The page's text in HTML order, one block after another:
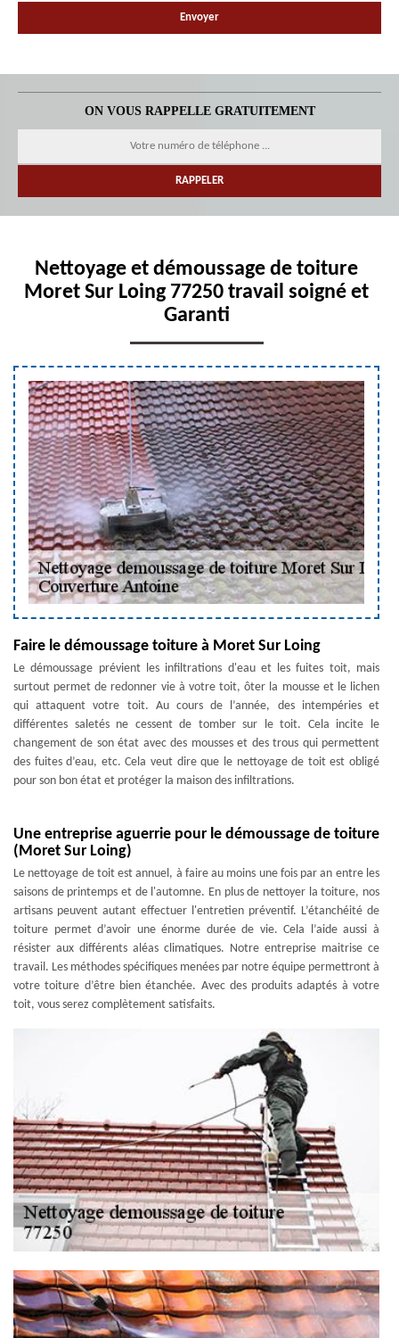
ON VOUS RAPPELLE GRATUITEMENT
Nettoyage et démoussage de toiture
Moret Sur Loing 77250 travail soigné et
Garanti
Faire le démoussage toiture à Moret Sur Loing
Le démoussage prévient les infiltrations d'eau et les fuites toit, mais
surtout permet de redonner vie à votre toit, ôter la mousse et le lichen
qui attaquent votre toit. Au cours de l’année, des intempéries et
différentes saletés ne cessent de tomber sur le toit. Cela incite le
changement de son état avec des mousses et des trous qui permettent
des fuites d’eau, etc. Cela veut dire que le nettoyage de toit est obligé
pour son bon état et protéger la maison des infiltrations.
Une entreprise aguerrie pour le démoussage de toiture
(Moret Sur Loing)
Le nettoyage de toit est annuel, à faire au moins une fois par an entre les
saisons de printemps et de l'automne. En plus de nettoyer la toiture, nos
artisans peuvent autant effectuer l'entretien préventif. L’étanchéité de
toiture permet d’avoir une énorme durée de vie. Cela l’aide aussi à
résister aux différents aléas climatiques. Notre entreprise maitrise ce
travail. Les méthodes spécifiques menées par notre équipe permettront à
votre toiture d’être bien étanchée. Avec des produits adaptés à votre
toit, vous serez complètement satisfaits.